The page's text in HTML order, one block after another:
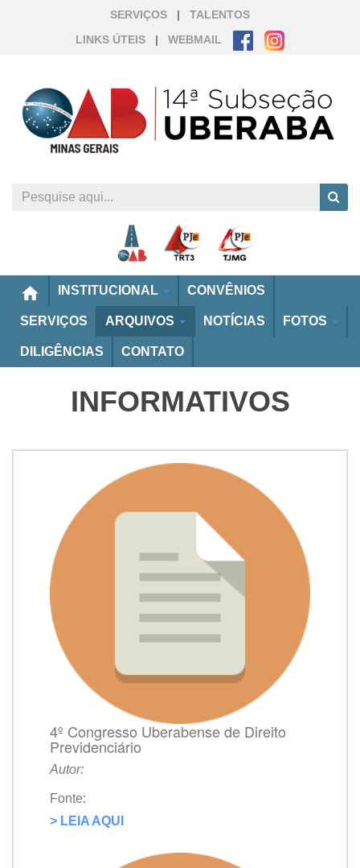
SERVIÇOS |
TALENTOS
LINKS ÚTEIS
| WEBMAIL
home INSTITUCIONAL CONVÊNIOS
SERVIÇOS ARQUIVOS NOTÍCIAS FOTOS
DILIGÊNCIAS CONTATO
INFORMATIVOS
4º Congresso Uberabense de Direito
Previdenciário
Autor:
Fonte:
> LEIA AQUI